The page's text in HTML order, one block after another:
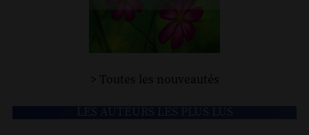
> Toutes les nouveautés